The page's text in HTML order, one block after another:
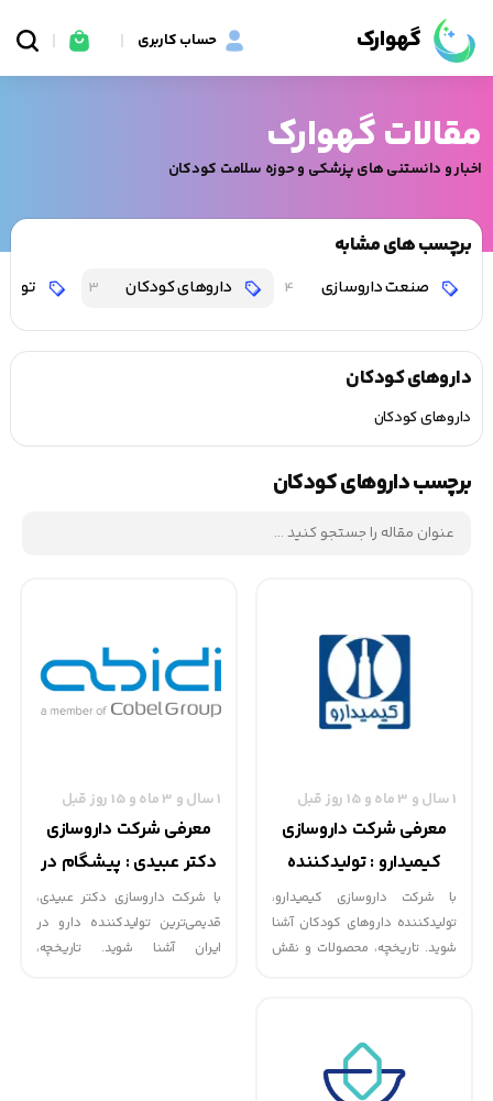
گهوارک حساب کاربری
مقالات گهوارک
اخبار و دانستنی های پزشکی و حوزه سلامت کودکان
برچسب های مشابه
صنعت داروسازی 4 داروهای کودکان 3
داروهای کودکان
داروهای کودکان
برچسب داروهای کودکان
1 سال و 3 ماه و 15 روز قبل
معرفی شرکت داروسازی
کیمیدارو : تولیدکننده
داروهای کودکان
با شرکت داروسازی کیمیدارو،
تولیدکننده داروهای کودکان آشنا
شوید. تاریخچه، محصولات و نقش
1 سال و 3 ماه و 15 روز قبل
معرفی شرکت داروسازی
دکتر عبیدی : پیشگام در
تولید داروهای کودکان
با شرکت داروسازی دکتر عبیدی،
قدیمی‌ترین تولیدکننده دارو در
ایران آشنا شوید. تاریخچه،